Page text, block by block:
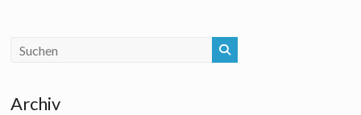
Archiv